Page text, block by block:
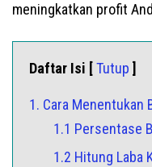
meningkatkan profit
Daftar Isi [Tutup ]
1. Cara Menentukan
1.1 Persentase
1.2 Hitung Laba